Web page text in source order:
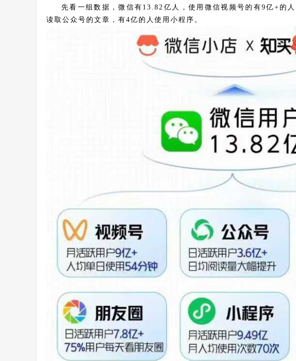
先看一组数据，微信有13.82亿人，使用微信视频号的有9亿+的
读取公众号的文章，有4亿的人使用小程序。